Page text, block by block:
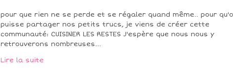
pour que rien ne se perde et se régaler quand même.. pour
puisse partager nos petits trucs, je viens de créer cette
communauté: CUISINER LES RESTES J'espère que nous nous y
retrouverons nombreuses...
Lire la suite